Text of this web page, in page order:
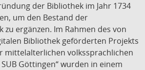
der Bibliothek im Jahr 1734
um den Bestand der
ergänzen. Im Rahmen des von
Bibliothek geförderten Projekts
mittelalterlichen volkssprachlichen
Göttingen“ wurden in einem